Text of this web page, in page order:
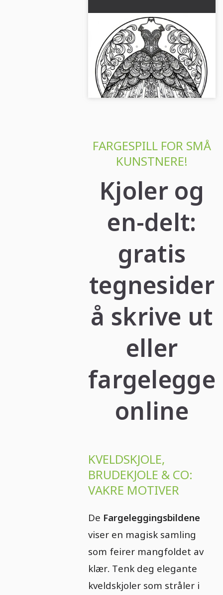
Kjole malemalingsmal for
klær gratis
Vær kreativ med denne ballkjole
fargeleggingen. Last ned bildet
gratis og fargelegg direkte online!...
FARGESPILL FOR SMÅ
KUNSTNERE!
Kjoler og
en-delt:
gratis
tegnesider
å skrive ut
eller
fargelegge
online
KVELDSKJOLE,
BRUDEKJOLE & CO:
VAKRE MOTIVER
De Fargeleggingsbildene
viser en magisk samling
som feirer mangfoldet av
klær. Tenk deg elegante
kveldskjoler som stråler i